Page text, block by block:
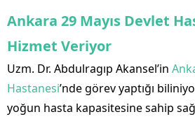
Ankara 29 Mayıs Devlet
Hizmet Veriyor
Uzm. Dr. Abdulragıp Akansel’in
Hastanesi’nde görev yaptığı
yoğun hasta kapasitesine sahip